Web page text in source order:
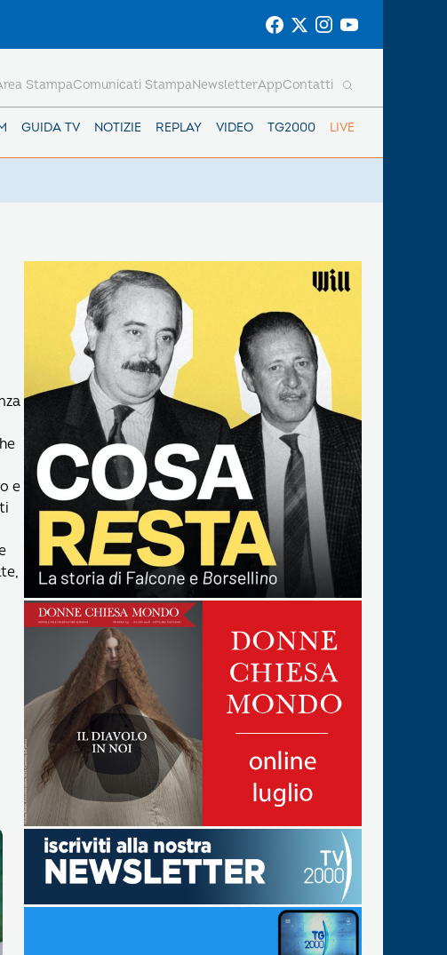
GUIDA TV NOTIZIE REPLAY VIDEO TG2000 LIVE
StampaComunicati StampaNewsletterAppContatti
e